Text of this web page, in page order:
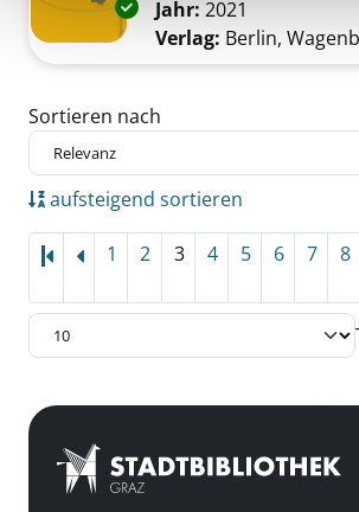
Exemplar-Details von
Jahr: 2021
Verlag: Berlin,
Zu den Suchfiltern springen
Sortieren nach
aufsteigend sortieren
1 2 3 4 5 6 7 8